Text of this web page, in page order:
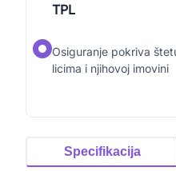
TPL
Osiguranje pokriva
licima i njihovoj imovini
Specifikacija